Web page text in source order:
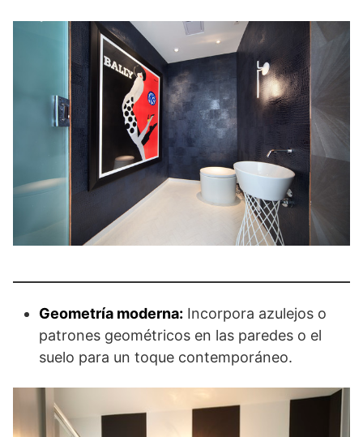
Geometría moderna: Incorpora azulejos o
patrones geométricos en las paredes o el
suelo para un toque contemporáneo.